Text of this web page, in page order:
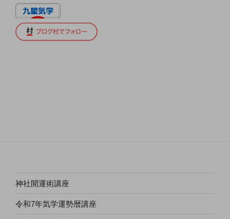
神社開運術講座
令和7年気学運勢暦講座